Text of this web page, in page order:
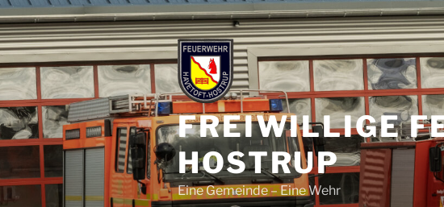
Zum
Inhalt
springen
FREIWILLIGE
HOSTRUP
Eine Gemeinde – Eine Wehr